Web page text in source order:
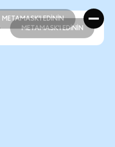
METAMASK'I EDİNİN
METAMASK'I EDİNİN
METAMASK'I EDİNİN